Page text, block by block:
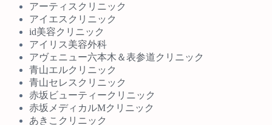
アーティスクリニック
アイエスクリニック
id美容クリニック
アイリス美容外科
アヴェニュー六本木＆表参道クリニック
青山エルクリニック
青山セレスクリニック
赤坂ビューティークリニック
赤坂メディカルMクリニック
あきこクリニック